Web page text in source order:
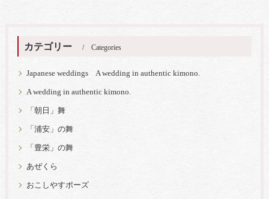
カテゴリー Categories
Japanese weddings A wedding in authentic kimono.
A wedding in authentic kimono.
「朝日」舞
「浦安」の舞
「豊栄」の舞
あぜくら
おこしやすポーズ